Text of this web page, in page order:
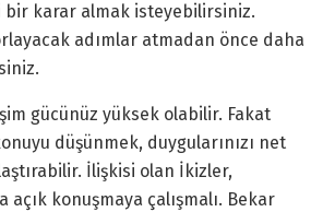
bir karar almak isteyebilirsiniz.
adımlar atmadan önce daha
gücünüz yüksek olabilir. Fakat
düşünmek, duygularınızı net
İlişkisi olan İkizler,
konuşmaya çalışmalı. Bekar